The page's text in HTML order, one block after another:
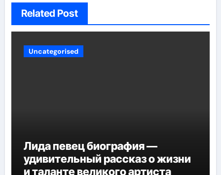
Related Post
Uncategorised
Лида певец биография —
удивительный рассказ о жизни
и таланте великого артиста